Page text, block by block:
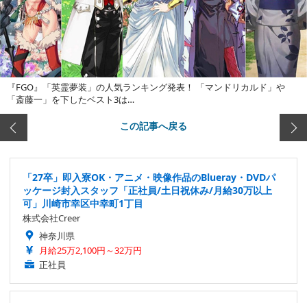
『FGO』「英霊夢装」の人気ランキング発表！ 「マンドリカルド」や
「斎藤一」を下したベスト3は…
この記事へ戻る
「27卒」即入寮OK・アニメ・映像作品のBlueray・DVDパ
ッケージ封入スタッフ「正社員/土日祝休み/月給30万以上
可」川崎市幸区中幸町1丁目
株式会社Creer
神奈川県
月給25万2,100円～32万円
正社員